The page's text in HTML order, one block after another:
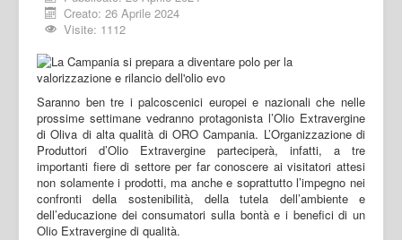
Creato: 26 Aprile 2024
Visite: 1112
Saranno ben tre i palcoscenici europei e nazionali che nelle
prossime settimane vedranno protagonista l’Olio Extravergine
di Oliva di alta qualità di ORO Campania. L’Organizzazione di
Produttori d’Olio Extravergine parteciperà, infatti, a tre
importanti fiere di settore per far conoscere ai visitatori attesi
non solamente i prodotti, ma anche e soprattutto l’impegno nei
confronti della sostenibilità, della tutela dell’ambiente e
dell’educazione dei consumatori sulla bontà e i benefici di un
Olio Extravergine di qualità.